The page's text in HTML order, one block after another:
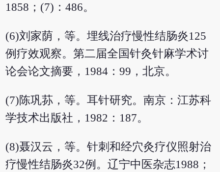
1858；(7)：486。
(6)刘家荫，等。埋线治疗慢性结肠炎125
例疗效观察。第二届全国针灸针麻学术讨
论会论文摘要，1984：99，北京。
(7)陈巩荪，等。耳针研究。南京：江苏科
学技术出版社，1982：187。
(8)聂汉云，等。针刺和经穴灸疗仪照射治
疗慢性结肠炎32例。辽宁中医杂志1988；